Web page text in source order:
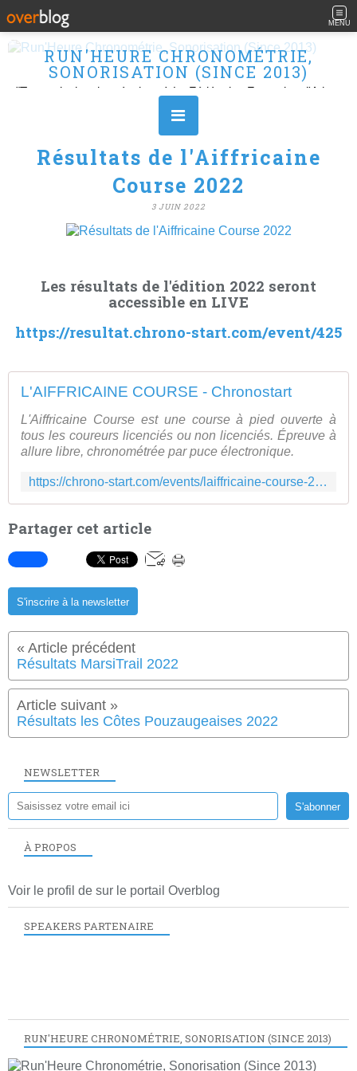
MENU
RUN'HEURE CHRONOMÉTRIE,
SONORISATION (SINCE 2013)
Résultats de l'Aiffricaine
Course 2022
3 JUIN 2022
Les résultats de l'édition 2022 seront
accessible en LIVE
https://resultat.chrono-start.com/event/425
L'AIFFRICAINE COURSE - Chronostart
L'Aiffricaine Course est une course à pied ouverte à
tous les coureurs licenciés ou non licenciés. Épreuve à
allure libre, chronométrée par puce électronique.
https://chrono-start.com/events/laiffricaine-course-235/
Partager cet article
S'inscrire à la newsletter
Résultats MarsiTrail 2022
Résultats les Côtes Pouzaugeaises 2022
NEWSLETTER
RUN'HEURE CHRONOMÉTRIE, SONORISATION (SINCE 2013)
À PROPOS
Voir le profil de sur le portail Overblog
SPEAKERS PARTENAIRE